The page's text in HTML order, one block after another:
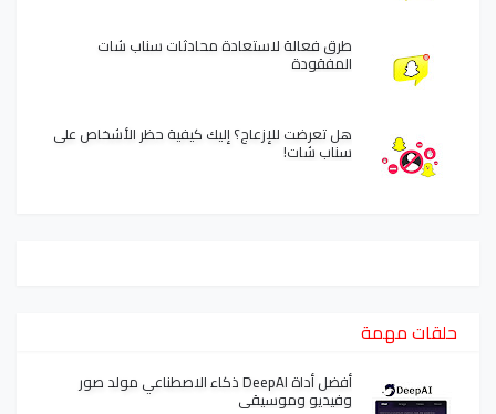
طرق فعالة لاستعادة محادثات سناب شات
المفقودة
هل تعرضت للإزعاج؟ إليك كيفية حظر الأشخاص على
سناب شات!
حلقات مهمة
أفضل أداة DeepAI ذكاء الاصطناعي مولد صور
وفيديو وموسيقى